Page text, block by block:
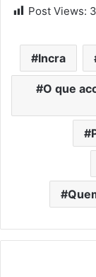
Post Views:
Incra
O que